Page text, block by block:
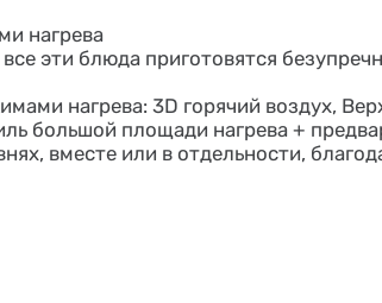
нагрева
эти блюда приготовятся
нагрева: 3D горячий воздух,
большой площади нагрева +
вместе или в отдельности,